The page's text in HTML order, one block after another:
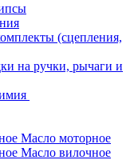
(сцепления,
на ручки, рычаги и
Масло моторное
Масло вилочное